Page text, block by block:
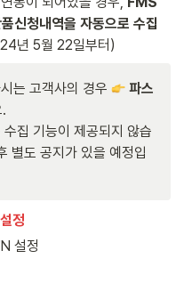
신청내역을 자동으로 수집
년 5월 22일부터)
는 고객사의 경우
파스
집 기능이 제공되지 않습
별도 공지가 있을 예정입
정
설정